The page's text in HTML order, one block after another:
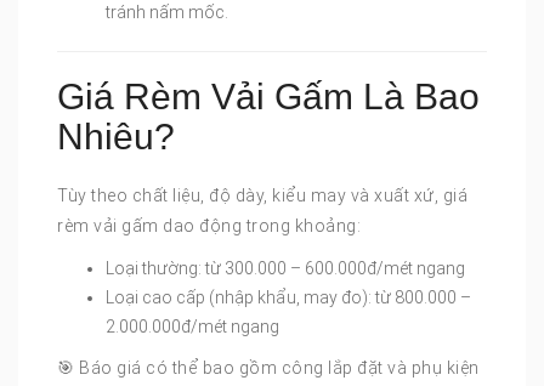
tránh nấm mốc.
Giá Rèm Vải Gấm Là Bao
Nhiêu?
Tùy theo chất liệu, độ dày, kiểu may và xuất xứ, giá
rèm vải gấm dao động trong khoảng:
Loại thường: từ 300.000 – 600.000đ/mét ngang
Loại cao cấp (nhập khẩu, may đo): từ 800.000 –
2.000.000đ/mét ngang
🎯 Báo giá có thể bao gồm công lắp đặt và phụ kiện